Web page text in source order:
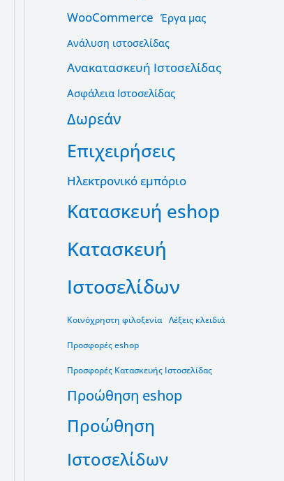
WooCommerce Έργα μας
Ανάλυση ιστοσελίδας
Ανακατασκευή Ιστοσελίδας
Ασφάλεια Ιστοσελίδας
Δωρεάν
Επιχειρήσεις
Ηλεκτρονικό εμπόριο
Κατασκευή eshop
Κατασκευή
Ιστοσελίδων
Κοινόχρηστη φιλοξενία Λέξεις κλειδιά
Προσφορές eshop
Προσφορές Κατασκευής Ιστοσελίδας
Προώθηση eshop
Προώθηση
Ιστοσελίδων